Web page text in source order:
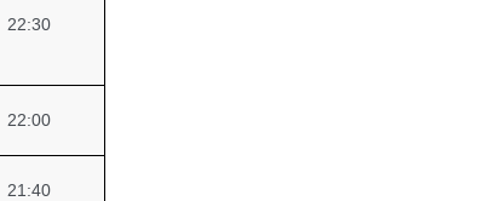
22:30
22:00
21:40